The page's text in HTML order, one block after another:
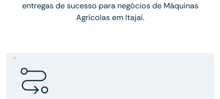
entregas de sucesso para negócios de Máquinas
Agrícolas em Itajaí.